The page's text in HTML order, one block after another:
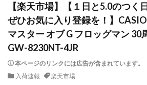
【楽天市場】【１日と5.0のつく
ぜひお気に入り登録を！】
マスター オブ G フロッグマン 30
GW-8230NT-4JR
本ページのリンクには広告が含まれています。
入荷速報
楽天市場